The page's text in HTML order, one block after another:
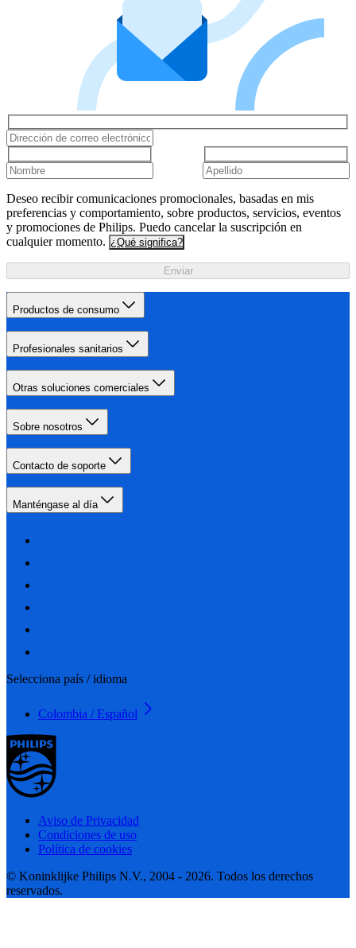
Deseo recibir comunicaciones promocionales, basadas en mis
preferencias y comportamiento, sobre productos, servicios, eventos
y promociones de Philips. Puedo cancelar la suscripción en
cualquier momento. ¿Qué significa?
Enviar
Productos de consumo
Profesionales sanitarios
Otras soluciones comerciales
Sobre nosotros
Contacto de soporte
Manténgase al día
Selecciona país / idioma
Colombia / Español
Aviso de Privacidad
Condiciones de uso
Política de cookies
© Koninklijke Philips N.V., 2004 - 2026. Todos los derechos
reservados.